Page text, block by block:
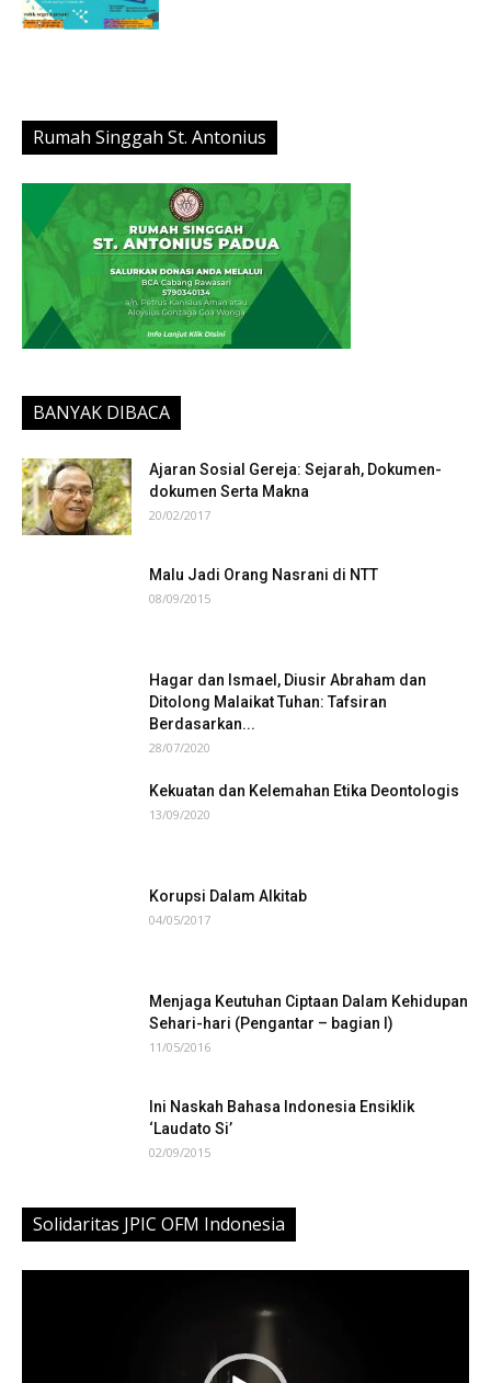
Rumah Singgah St. Antonius
BANYAK DIBACA
Ajaran Sosial Gereja: Sejarah, Dokumen-
dokumen Serta Makna
20/02/2017
Malu Jadi Orang Nasrani di NTT
08/09/2015
Hagar dan Ismael, Diusir Abraham dan
Ditolong Malaikat Tuhan: Tafsiran
Berdasarkan...
28/07/2020
Kekuatan dan Kelemahan Etika Deontologis
13/09/2020
Korupsi Dalam Alkitab
04/05/2017
Menjaga Keutuhan Ciptaan Dalam Kehidupan
Sehari-hari (Pengantar – bagian I)
11/05/2016
Ini Naskah Bahasa Indonesia Ensiklik
‘Laudato Si’
02/09/2015
Solidaritas JPIC OFM Indonesia